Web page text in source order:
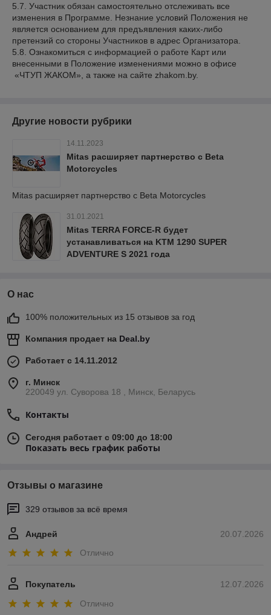
5.7. Участник обязан самостоятельно отслеживать все
изменения в Программе. Незнание условий Положения не
является основанием для предъявления каких-либо
претензий со стороны Участников в адрес Организатора.
5.8. Ознакомиться с информацией о работе Карт или
внесенными в Положение изменениями можно в офисе
«ЧТУП ЖАКОМ», а также на сайте zhakom.by.
Другие новости рубрики
14.11.2023
Mitas расширяет партнерство с Beta
Motorcycles
Mitas расширяет партнерство с Beta Motorcycles
31.01.2021
Mitas TERRA FORCE-R будет
устанавливаться на KTM 1290 SUPER
ADVENTURE S 2021 года
О нас
100% положительных из 15 отзывов за год
Компания продает на Deal.by
Работает с 14.11.2012
г. Минск
220049 ул. Суворова 18 , Минск, Беларусь
Контакты
Сегодня работает с 09:00 до 18:00
Показать весь график работы
Отзывы о магазине
329 отзывов за всё время
20.07.2026
Андрей
Отлично
12.07.2026
Покупатель
Отлично